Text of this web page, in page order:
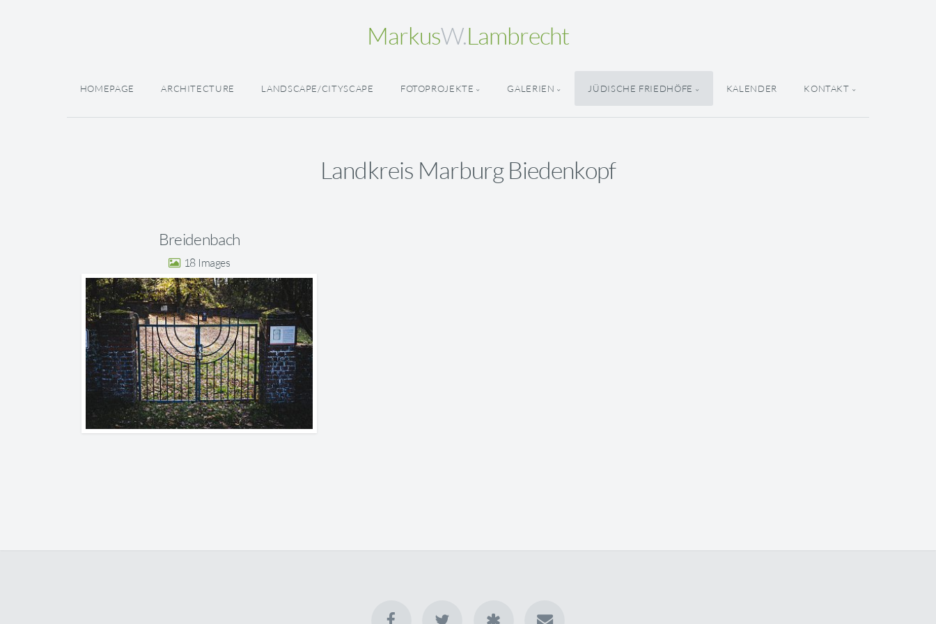
MarkusW.Lambrecht
HOMEPAGE ARCHITECTURE LANDSCAPE/CITYSCAPE FOTOPROJEKTE GALERIEN JÜDISCHE FRIEDHÖFE KALENDER KONTAKT
Landkreis Marburg Biedenkopf
Breidenbach
18